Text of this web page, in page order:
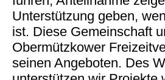
Unterstützung geben,
ist. Diese Gemeinschaft
Obermützkower
seinen Angeboten. Des